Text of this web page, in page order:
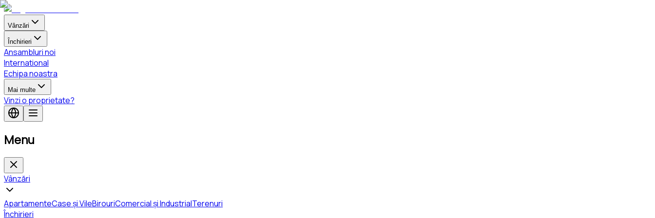
Vânzări
Închirieri
Ansambluri noi
International
Echipa noastra
Mai multe
Vinzi o proprietate?
Menu
Vânzări
ApartamenteCase și VileBirouriComercial și IndustrialTerenuri
Închirieri